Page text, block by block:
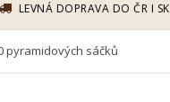
LEVNÁ DOPRAVA DO ČR I SK
pyramidových sáčků